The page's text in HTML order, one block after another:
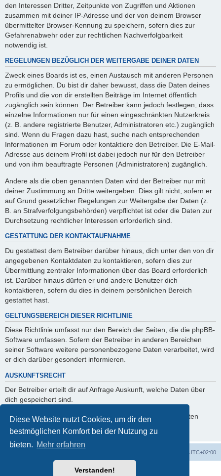
Diese Website nutzt Cookies, um dir den
bestmöglichen Komfort bei der Nutzung zu
bieten. Mehr erfahren
Verstanden!
den Interessen Dritter, Zeitpunkte von Zugriffen und Aktionen
zusammen mit deiner IP-Adresse und der von deinem Browser
übermittelter Browser-Kennung zu speichern, sofern dies zur
Gefahrenabwehr oder zur rechtlichen Nachverfolgbarkeit
notwendig ist.
REGELUNGEN BEZÜGLICH DER WEITERGABE DEINER DATEN
Zweck eines Boards ist es, einen Austausch mit anderen Personen
zu ermöglichen. Du bist dir daher bewusst, dass die Daten deines
Profils und die von dir erstellten Beiträge im Internet öffentlich
zugänglich sein können. Der Betreiber kann jedoch festlegen, dass
einzelne Informationen nur für einen eingeschränkten Nutzerkreis
(z. B. andere registrierte Benutzer, Administratoren etc.) zugänglich
sind. Wenn du Fragen dazu hast, suche nach entsprechenden
Informationen im Forum oder kontaktiere den Betreiber. Die E-Mail-
Adresse aus deinem Profil ist dabei jedoch nur für den Betreiber
und von ihm beauftragte Personen (Administratoren) zugänglich.
Andere als die oben genannten Daten wird der Betreiber nur mit
deiner Zustimmung an Dritte weitergeben. Dies gilt nicht, sofern er
auf Grund gesetzlicher Regelungen zur Weitergabe der Daten (z.
B. an Strafverfolgungsbehörden) verpflichtet ist oder die Daten zur
Durchsetzung rechtlicher Interessen erforderlich sind.
GESTATTUNG DER KONTAKTAUFNAHME
Du gestattest dem Betreiber darüber hinaus, dich unter den von dir
angegebenen Kontaktdaten zu kontaktieren, sofern dies zur
Übermittlung zentraler Informationen über das Board erforderlich
ist. Darüber hinaus dürfen er und andere Benutzer dich
kontaktieren, sofern du dies in deinem persönlichen Bereich
gestattet hast.
GELTUNGSBEREICH DIESER RICHTLINIE
Diese Richtlinie umfasst nur den Bereich der Seiten, die die phpBB-
Software umfassen. Sofern der Betreiber in anderen Bereichen
seiner Software weitere personenbezogene Daten verarbeitet, wird
er dich darüber gesondert informieren.
AUSKUNFTSRECHT
Der Betreiber erteilt dir auf Anfrage Auskunft, welche Daten über
dich gespeichert sind.
Du kannst jederzeit die Löschung bzw. Sperrung deiner Daten
verlangen. Kontaktiere hierzu bitte den Betreiber.
UTC+02:00
Powered byphpBB® Forum Software © phpBB Limited